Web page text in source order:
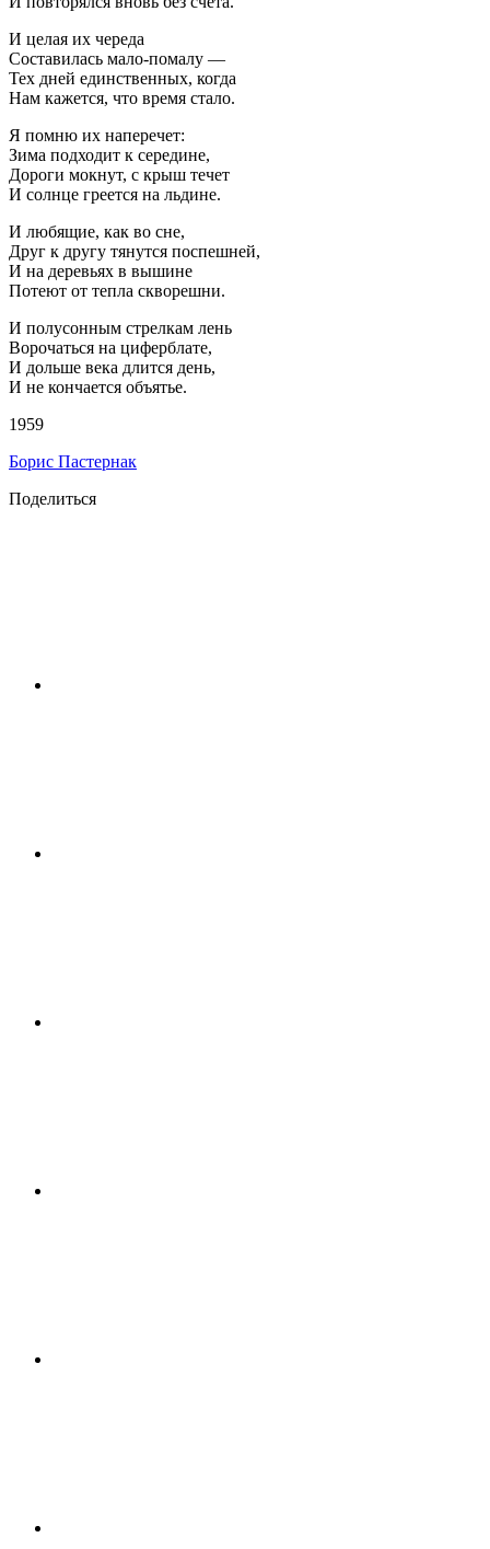
И целая их череда
Составилась мало-помалу —
Тех дней единственных, когда
Нам кажется, что время стало.
Я помню их наперечет:
Зима подходит к середине,
Дороги мокнут, с крыш течет
И солнце греется на льдине.
И любящие, как во сне,
Друг к другу тянутся поспешней,
И на деревьях в вышине
Потеют от тепла скворешни.
И полусонным стрелкам лень
Ворочаться на циферблате,
И дольше века длится день,
И не кончается объятье.
1959
Борис Пастернак
Поделиться